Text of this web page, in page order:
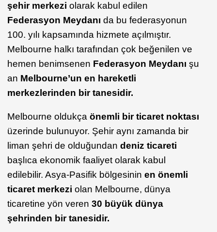
şehir merkezi olarak kabul edilen
Federasyon Meydanı da bu federasyonun
100. yılı kapsamında hizmete açılmıştır.
Melbourne halkı tarafından çok beğenilen ve
hemen benimsenen Federasyon Meydanı şu
an Melbourne’un en hareketli
merkezlerinden bir tanesidir.
Melbourne oldukça önemli bir ticaret noktası
üzerinde bulunuyor. Şehir aynı zamanda bir
liman şehri de olduğundan deniz ticareti
başlıca ekonomik faaliyet olarak kabul
edilebilir. Asya-Pasifik bölgesinin en önemli
ticaret merkezi olan Melbourne, dünya
ticaretine yön veren 30 büyük dünya
şehrinden bir tanesidir.